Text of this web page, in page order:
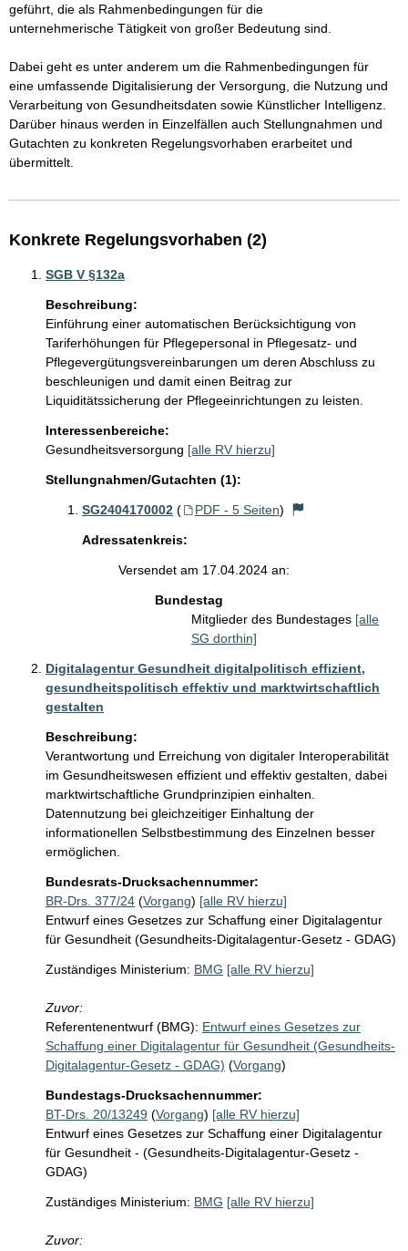
geführt, die als Rahmenbedingungen für die
unternehmerische Tätigkeit von großer Bedeutung sind.
Dabei geht es unter anderem um die Rahmenbedingungen für
eine umfassende Digitalisierung der Versorgung, die Nutzung und
Verarbeitung von Gesundheitsdaten sowie Künstlicher Intelligenz.
Darüber hinaus werden in Einzelfällen auch Stellungnahmen und
Gutachten zu konkreten Regelungsvorhaben erarbeitet und
übermittelt.
Konkrete Regelungsvorhaben (2)
SGB V §132a
Beschreibung:
Einführung einer automatischen Berücksichtigung von
Tariferhöhungen für Pflegepersonal in Pflegesatz- und
Pflegevergütungsvereinbarungen um deren Abschluss zu
beschleunigen und damit einen Beitrag zur
Liquiditätssicherung der Pflegeeinrichtungen zu leisten.
Interessenbereiche:
Gesundheitsversorgung [alle RV hierzu]
Stellungnahmen/Gutachten (1):
SG2404170002 ( PDF - 5 Seiten)
Adressatenkreis:
Versendet am 17.04.2024 an:
Bundestag
Mitglieder des Bundestages [alle
SG dorthin]
Digitalagentur Gesundheit digitalpolitisch effizient,
gesundheitspolitisch effektiv und marktwirtschaftlich
gestalten
Beschreibung:
Verantwortung und Erreichung von digitaler Interoperabilität
im Gesundheitswesen effizient und effektiv gestalten, dabei
marktwirtschaftliche Grundprinzipien einhalten.
Datennutzung bei gleichzeitiger Einhaltung der
informationellen Selbstbestimmung des Einzelnen besser
ermöglichen.
Bundesrats-Drucksachennummer:
BR-Drs. 377/24 (Vorgang) [alle RV hierzu]
Entwurf eines Gesetzes zur Schaffung einer Digitalagentur
für Gesundheit (Gesundheits-Digitalagentur-Gesetz - GDAG)
Zuständiges Ministerium: BMG [alle RV hierzu]
Zuvor:
Referentenentwurf (BMG): Entwurf eines Gesetzes zur
Schaffung einer Digitalagentur für Gesundheit (Gesundheits-
Digitalagentur-Gesetz - GDAG) (Vorgang)
Bundestags-Drucksachennummer:
BT-Drs. 20/13249 (Vorgang) [alle RV hierzu]
Entwurf eines Gesetzes zur Schaffung einer Digitalagentur
für Gesundheit - (Gesundheits-Digitalagentur-Gesetz -
GDAG)
Zuständiges Ministerium: BMG [alle RV hierzu]
Zuvor: